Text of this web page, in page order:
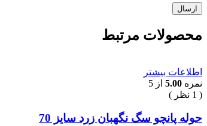
محصولات مرتبط
اطلاعات بیشتر
نمره 5.00 از 5
( 1 نظر )
حوله پانچو سگ نگهبان زرد سایز 70